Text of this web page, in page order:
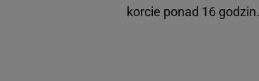
korcie ponad 16 godzin.